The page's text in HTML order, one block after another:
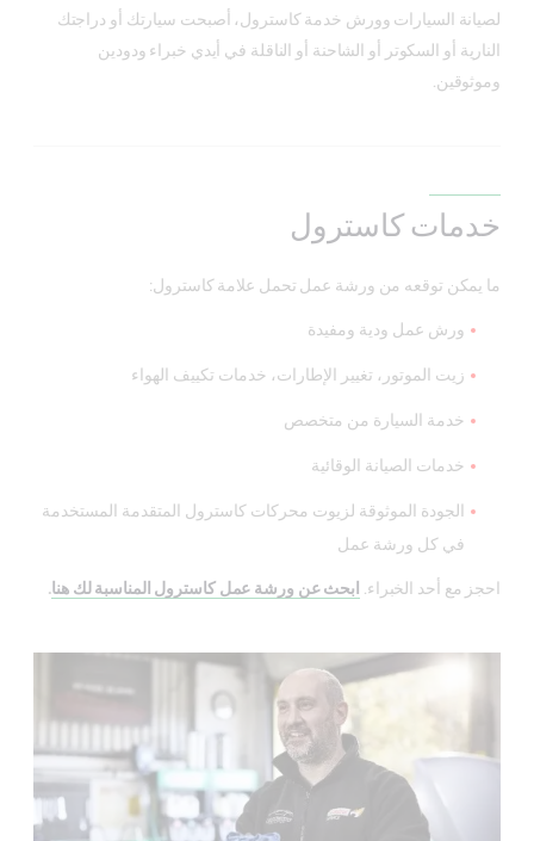
لصيانة السيارات وورش خدمة كاسترول، أصبحت سيارتك أو دراجتك
النارية أو السكوتر أو الشاحنة أو الناقلة في أيدي خبراء ودودين
وموثوقين.
خدمات كاسترول
ما يمكن توقعه من ورشة عمل تحمل علامة كاسترول:
ورش عمل ودية ومفيدة
زيت الموتور، تغيير الإطارات، خدمات تكييف الهواء
خدمة السيارة من متخصص
خدمات الصيانة الوقائية
الجودة الموثوقة لزيوت محركات كاسترول المتقدمة المستخدمة
في كل ورشة عمل
احجز مع أحد الخبراء. ابحث عن ورشة عمل كاسترول المناسبة لك هنا.